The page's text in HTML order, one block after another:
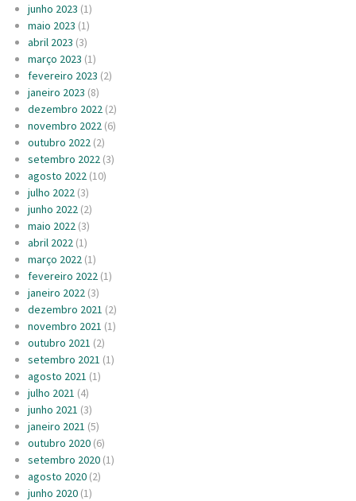
junho 2023 (1)
maio 2023 (1)
abril 2023 (3)
março 2023 (1)
fevereiro 2023 (2)
janeiro 2023 (8)
dezembro 2022 (2)
novembro 2022 (6)
outubro 2022 (2)
setembro 2022 (3)
agosto 2022 (10)
julho 2022 (3)
junho 2022 (2)
maio 2022 (3)
abril 2022 (1)
março 2022 (1)
fevereiro 2022 (1)
janeiro 2022 (3)
dezembro 2021 (2)
novembro 2021 (1)
outubro 2021 (2)
setembro 2021 (1)
agosto 2021 (1)
julho 2021 (4)
junho 2021 (3)
janeiro 2021 (5)
outubro 2020 (6)
setembro 2020 (1)
agosto 2020 (2)
junho 2020 (1)